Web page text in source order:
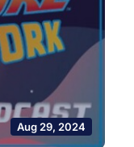
Aug 29, 2024